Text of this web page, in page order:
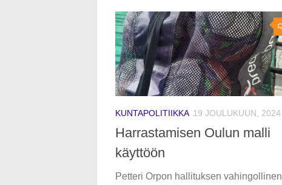
KUNTAPOLITIIKKA 19 JOULUKUUN, 2024
Harrastamisen Oulun malli
käyttöön
Petteri Orpon hallituksen vahingollinen